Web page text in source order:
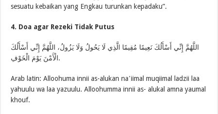
sesuatu kebaikan yang Engkau turunkan kepadaku”.
4. Doa agar Rezeki Tidak Putus
اللَّهُمَّ إِنِّي أَسْأَلُكَ نَعِيمًا مُقِيمًا الَّذِي لَا يَحُولُ وَلَا يَزُولُ، اللَّهُمَّ إِنِّي أَسْأَلُكَ
الْأَمْنَ يَوْمَ الْخَوْفِ.
Arab latin: Alloohuma innii as-alukan naʼiimal muqiimal ladzii laa
yahuulu wa laa yazuulu. Alloohumma innii as- alukal amna yaumal
khouf.